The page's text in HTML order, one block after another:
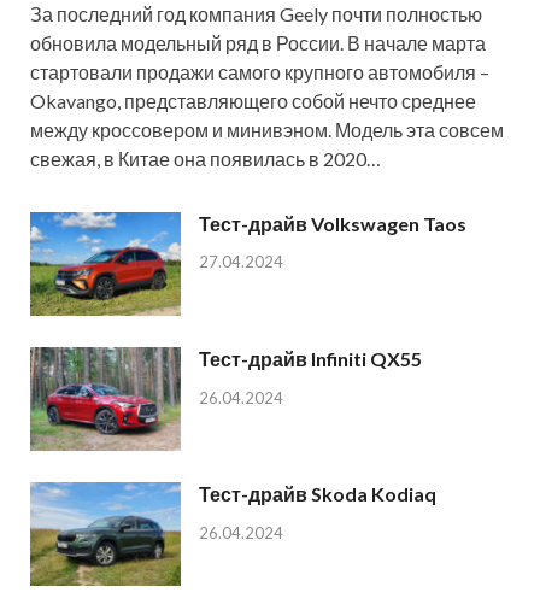
За последний год компания Geely почти полностью
обновила модельный ряд в России. В начале марта
стартовали продажи самого крупного автомобиля –
Okavango, представляющего собой нечто среднее
между кроссовером и минивэном. Модель эта совсем
свежая, в Китае она появилась в 2020…
Тест-драйв Volkswagen Taos
27.04.2024
Тест-драйв Infiniti QX55
26.04.2024
Тест-драйв Skoda Kodiaq
26.04.2024